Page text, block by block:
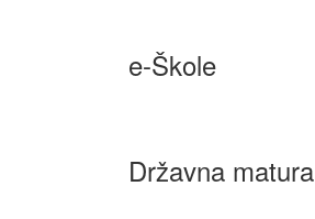
e-Škole
Državna matura